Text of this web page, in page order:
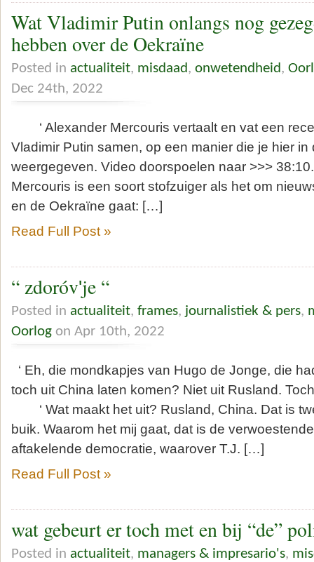
Wat Vladimir Putin onlangs nog
hebben over de Oekraïne
Posted in actualiteit, misdaad, onwetendheid,
Dec 24th, 2022
‘ Alexander Mercouris vertaalt en vat een
Vladimir Putin samen, op een manier die je hier
weergegeven. Video doorspoelen naar >>>
Mercouris is een soort stofzuiger als het om
en de Oekraïne gaat: […]
Read Full Post »
“ zdoróvʹje “
Posted in actualiteit, frames, journalistiek & pers,
Oorlog on Apr 10th, 2022
‘ Eh, die mondkapjes van Hugo de Jonge, die
toch uit China laten komen? Niet uit Rusland.
‘ Wat maakt het uit? Rusland, China. Dat is
buik. Waarom het mij gaat, dat is de
aftakelende democratie, waarover T.J. […]
Read Full Post »
wat gebeurt er toch met en bij “de”
Posted in actualiteit, managers & impresario's,